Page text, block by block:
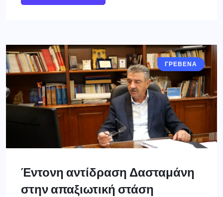
ΓΡΕΒΕΝΑ
Έντονη αντίδραση Δασταμάνη
στην απαξιωτική στάση